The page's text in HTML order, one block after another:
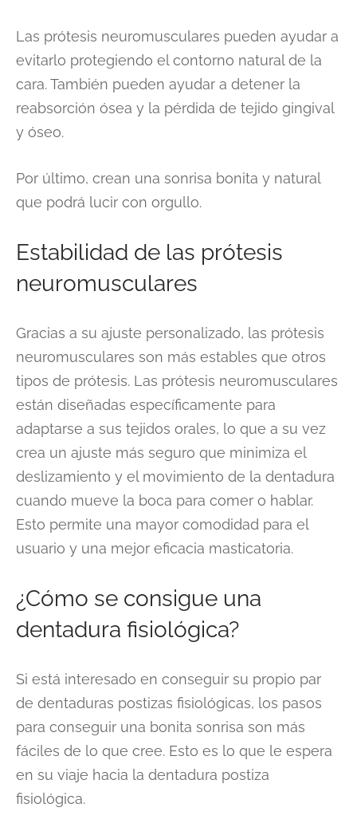
Las prótesis neuromusculares pueden ayudar a
evitarlo protegiendo el contorno natural de la
cara. También pueden ayudar a detener la
reabsorción ósea y la pérdida de tejido gingival
y óseo.
Por último, crean una sonrisa bonita y natural
que podrá lucir con orgullo.
Estabilidad de las prótesis
neuromusculares
Gracias a su ajuste personalizado, las prótesis
neuromusculares son más estables que otros
tipos de prótesis. Las prótesis neuromusculares
están diseñadas específicamente para
adaptarse a sus tejidos orales, lo que a su vez
crea un ajuste más seguro que minimiza el
deslizamiento y el movimiento de la dentadura
cuando mueve la boca para comer o hablar.
Esto permite una mayor comodidad para el
usuario y una mejor eficacia masticatoria.
¿Cómo se consigue una
dentadura fisiológica?
Si está interesado en conseguir su propio par
de dentaduras postizas fisiológicas, los pasos
para conseguir una bonita sonrisa son más
fáciles de lo que cree. Esto es lo que le espera
en su viaje hacia la dentadura postiza
fisiológica.